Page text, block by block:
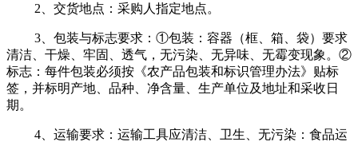
2、交货地点：采购人指定地点。
3、包装与标志要求：①包装：容器（框、箱、袋）要求
清洁、干燥、牢固、透气，无污染、无异味、无霉变现象。②
标志：每件包装必须按《农产品包装和标识管理办法》贴标
签，并标明产地、品种、净含量、生产单位及地址和采收日
期。
4、运输要求：运输工具应清洁、卫生、无污染：食品运